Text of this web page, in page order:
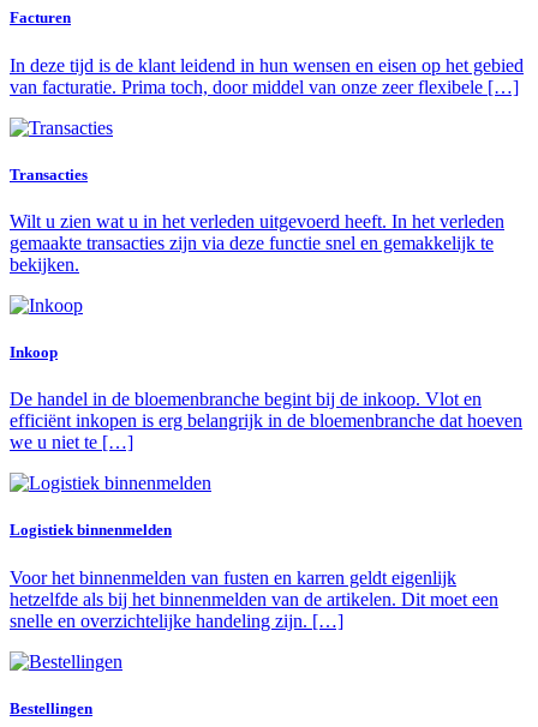
Facturen
In deze tijd is de klant leidend in hun wensen en eisen op het gebied
van facturatie. Prima toch, door middel van onze zeer flexibele […]
Transacties
Wilt u zien wat u in het verleden uitgevoerd heeft. In het verleden
gemaakte transacties zijn via deze functie snel en gemakkelijk te
bekijken.
Inkoop
De handel in de bloemenbranche begint bij de inkoop. Vlot en
efficiënt inkopen is erg belangrijk in de bloemenbranche dat hoeven
we u niet te […]
Logistiek binnenmelden
Voor het binnenmelden van fusten en karren geldt eigenlijk
hetzelfde als bij het binnenmelden van de artikelen. Dit moet een
snelle en overzichtelijke handeling zijn. […]
Bestellingen